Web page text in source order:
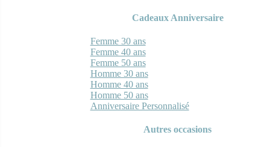
Cadeaux Anniversaire
Femme 30 ans
Femme 40 ans
Femme 50 ans
Homme 30 ans
Homme 40 ans
Homme 50 ans
Anniversaire Personnalisé
Autres occasions